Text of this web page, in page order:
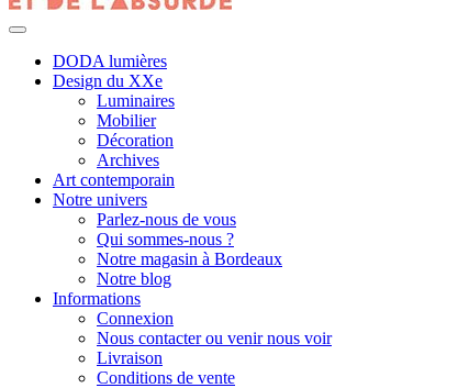
DODA lumières
Design du XXe
Luminaires
Mobilier
Décoration
Archives
Art contemporain
Notre univers
Parlez-nous de vous
Qui sommes-nous ?
Notre magasin à Bordeaux
Notre blog
Informations
Connexion
Nous contacter ou venir nous voir
Livraison
Conditions de vente